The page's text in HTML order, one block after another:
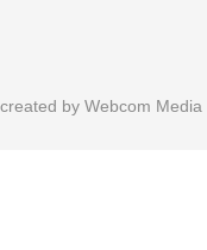
created by Webcom Media